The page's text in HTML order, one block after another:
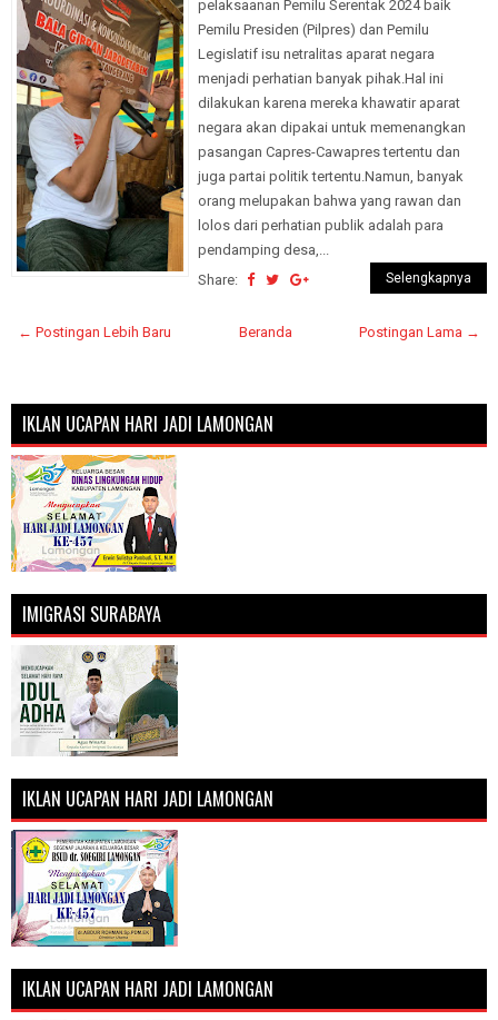
pelaksaanan Pemilu Serentak 2024 baik
Pemilu Presiden (Pilpres) dan Pemilu
Legislatif isu netralitas aparat negara
menjadi perhatian banyak pihak.Hal ini
dilakukan karena mereka khawatir aparat
negara akan dipakai untuk memenangkan
pasangan Capres-Cawapres tertentu dan
juga partai politik tertentu.Namun, banyak
orang melupakan bahwa yang rawan dan
lolos dari perhatian publik adalah para
pendamping desa,...
Share:
Selengkapnya
← Postingan Lebih Baru Postingan Lama →
Beranda
IKLAN UCAPAN HARI JADI LAMONGAN
IMIGRASI SURABAYA
IKLAN UCAPAN HARI JADI LAMONGAN
IKLAN UCAPAN HARI JADI LAMONGAN